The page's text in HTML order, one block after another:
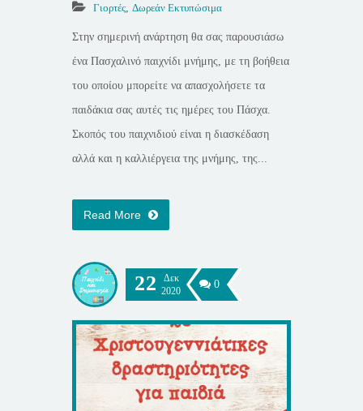
Γιορτές, Δωρεάν Εκτυπώσιμα
Στην σημερινή ανάρτηση θα σας παρουσιάσω
ένα Πασχαλινό παιχνίδι μνήμης, με τη βοήθεια
του οποίου μπορείτε να απασχολήσετε τα
παιδάκια σας αυτές τις ημέρες του Πάσχα.
Σκοπός του παιχνιδιού είναι η διασκέδαση
αλλά και η καλλιέργεια της μνήμης, της...
Read More
22
Δεκ
2020
0